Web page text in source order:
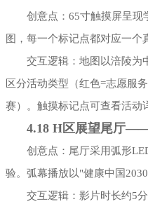
创意点：65寸触摸屏呈现
图，每一个标记点都对应一个
交互逻辑：地图以涪陵为
区分活动类型（红色=志愿服
赛）。触摸标记点可查看活动
4.18 H区展望尾厅
创意点：尾厅采用弧形
验。弧幕播放以"健康中国
交互逻辑：影片时长约5